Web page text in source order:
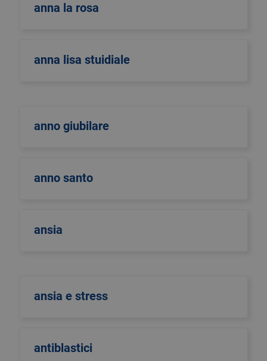
anna la rosa
anna lisa stuidiale
anno giubilare
anno santo
ansia
ansia e stress
antiblastici